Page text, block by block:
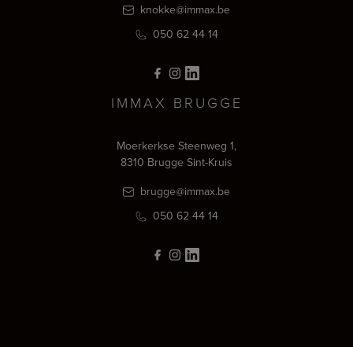
knokke@immax.be
050 62 44 14
IMMAX BRUGGE
Moerkerkse Steenweg 1,
8310 Brugge Sint-Kruis
brugge@immax.be
050 62 44 14